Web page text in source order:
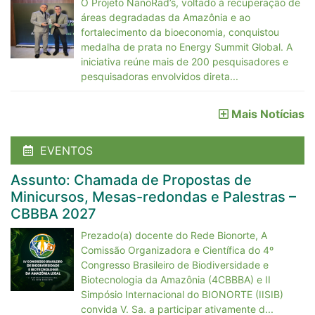
O Projeto NanoRad’s, voltado à recuperação de
áreas degradadas da Amazônia e ao
fortalecimento da bioeconomia, conquistou
medalha de prata no Energy Summit Global. A
iniciativa reúne mais de 200 pesquisadores e
pesquisadoras envolvidos direta...
Mais Notícias
EVENTOS
Assunto: Chamada de Propostas de
Minicursos, Mesas-redondas e Palestras –
CBBBA 2027
Prezado(a) docente do Rede Bionorte, A
Comissão Organizadora e Científica do 4º
Congresso Brasileiro de Biodiversidade e
Biotecnologia da Amazônia (4CBBBA) e II
Simpósio Internacional do BIONORTE (IISIB)
convida V. Sa. a participar ativamente d...